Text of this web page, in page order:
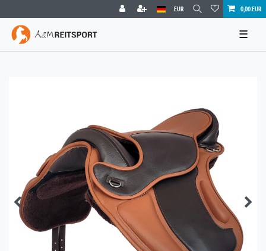
EUR 0,00 EUR
☰